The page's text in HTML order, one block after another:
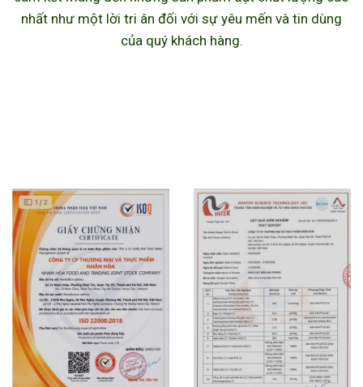
nhất như một lời tri ân đối với sự yêu mến và tin dùng
của quý khách hàng.